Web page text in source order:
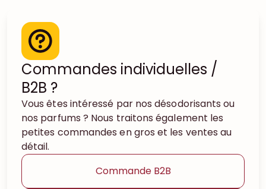
Commandes individuelles /
B2B ?
Vous êtes intéressé par nos désodorisants ou
nos parfums ? Nous traitons également les
petites commandes en gros et les ventes au
détail.
Commande B2B